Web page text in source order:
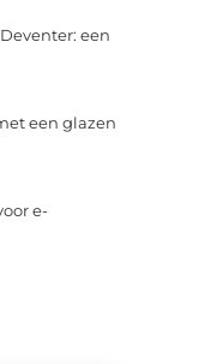
een
een glazen
e-